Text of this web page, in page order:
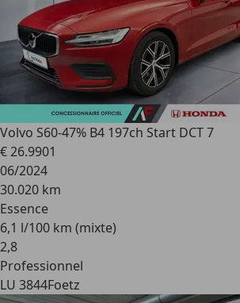
Volvo S60-47% B4 197ch Start DCT 7
€ 26.9901
06/2024
30.020 km
Essence
6,1 l/100 km (mixte)
2,8
Professionnel
LU 3844Foetz